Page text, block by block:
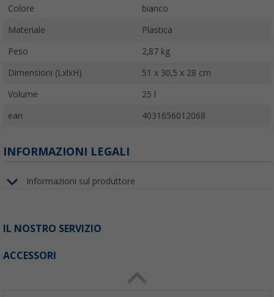
Colore bianco
Materiale Plastica
Peso 2,87 kg
Dimensioni (LxlxH) 51 x 30,5 x 28 cm
Volume 25 l
ean 4031656012068
INFORMAZIONI LEGALI
Informazioni sul produttore
IL NOSTRO SERVIZIO
ACCESSORI